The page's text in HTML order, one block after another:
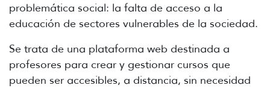
problemática social: la falta de acceso a la
educación de sectores vulnerables de la sociedad.
Se trata de una plataforma web destinada a
profesores para crear y gestionar cursos que
pueden ser accesibles, a distancia, sin necesidad